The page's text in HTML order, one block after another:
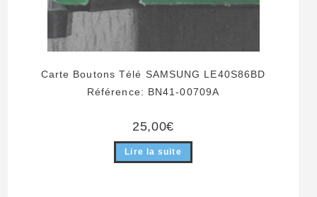
Carte Boutons Télé SAMSUNG LE40S86BD
Référence: BN41-00709A
25,00€
Lire la suite